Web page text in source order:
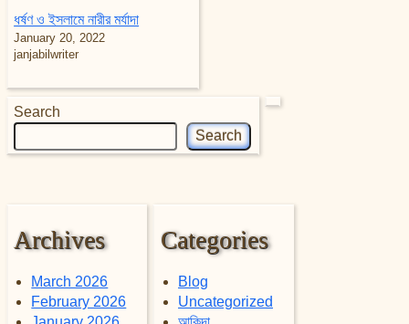
ধর্ষণ ও ইসলামে নারীর মর্যাদা
January 20, 2022
janjabilwriter
Search
Search
Archives
March 2026
February 2026
Categories
Blog
Uncategorized